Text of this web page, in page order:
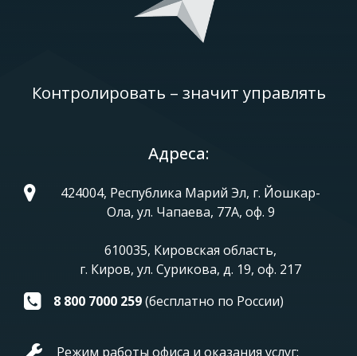
Контролировать – значит управлять
Адреса:
424004, Республика Марий Эл, г. Йошкар-
Ола, ул. Чапаева, 77А, оф. 9
610035, Кировская область,
г. Киров, ул. Сурикова, д. 19, оф. 217
8 800 7000 259(бесплатно по России)
Режим работы офиса и оказания услуг: